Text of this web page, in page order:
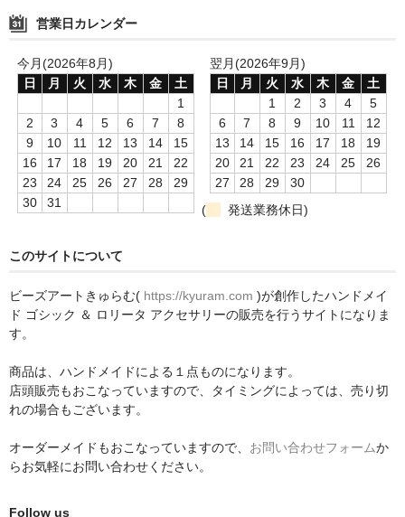
営業日カレンダー
今月(2026年8月)
日
月 火 水 木 金
土
1
2
3 4 5 6 7
8
9
10 11 12 13 14
15
16
17 18 19 20 21
22
23
24 25 26 27 28
29
30
31
翌月(2026年9月)
日
月 火 水 木 金
土
1
2 3 4
5
6
7 8 9 10 11
12
13
14 15 16 17 18
19
20
21 22 23 24 25
26
27
28 29
30
(
発送業務休日)
このサイトについて
ビーズアートきゅらむ( https://kyuram.com )が創作したハンドメイ
ド ゴシック ＆ ロリータ アクセサリーの販売を行うサイトになりま
す。
商品は、ハンドメイドによる１点ものになります。
店頭販売もおこなっていますので、タイミングによっては、売り切
れの場合もございます。
オーダーメイドもおこなっていますので、 お問い合わせフォームか
らお気軽にお問い合わせください。
Follow us